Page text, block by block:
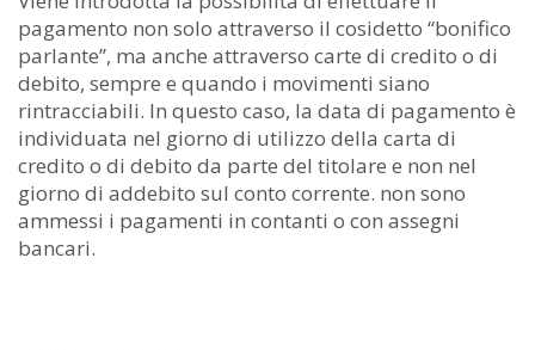
pagamento non solo attraverso il cosidetto “bonifico
parlante”, ma anche attraverso carte di credito o di
debito, sempre e quando i movimenti siano
rintracciabili. In questo caso, la data di pagamento è
individuata nel giorno di utilizzo della carta di
credito o di debito da parte del titolare e non nel
giorno di addebito sul conto corrente. non sono
ammessi i pagamenti in contanti o con assegni
bancari.